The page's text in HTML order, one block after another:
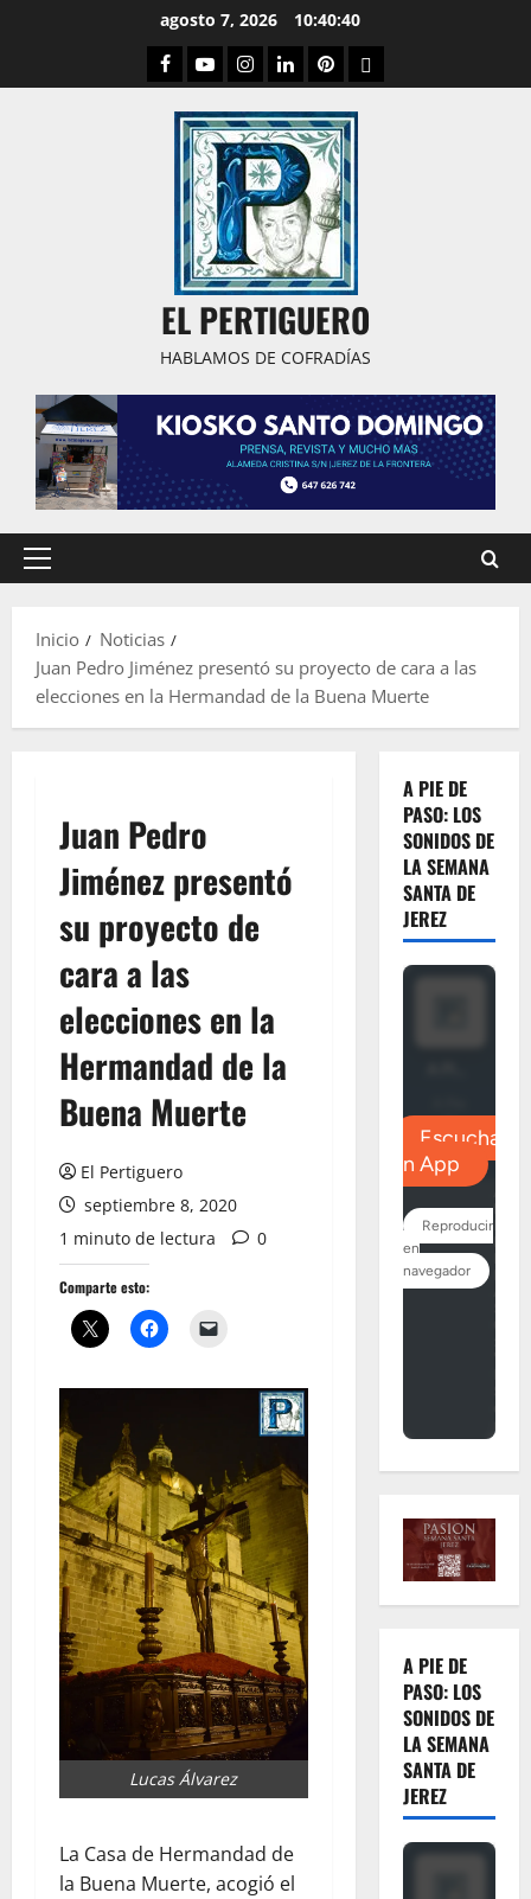
agosto 7, 2026 10:40:40
Facebook
YoutubeInstagram
LinkedPinterestDribbble
EL PERTIGUERO
HABLAMOS DE COFRADÍAS
Menú
Inicio
Noticias
Juan Pedro Jiménez presentó su proyecto de cara a las
elecciones en la Hermandad de la Buena Muerte
Juan Pedro
Jiménez presentó
su proyecto de
cara a las
elecciones en la
Hermandad de la
Buena Muerte
El Pertiguero
septiembre 8, 2020
1 minuto de lectura
0
Comparte esto:
Lucas Álvarez
La Casa de Hermandad de
la Buena Muerte, acogió el
A PIE DE
PASO: LOS
SONIDOS DE
LA SEMANA
SANTA DE
JEREZ
A PIE DE
PASO: LOS
SONIDOS DE
LA SEMANA
SANTA DE
JEREZ